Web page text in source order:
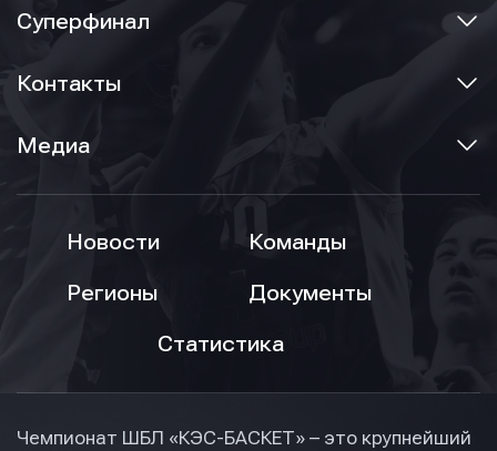
Суперфинал
Контакты
Медиа
Новости
Команды
Регионы
Документы
Статистика
Чемпионат ШБЛ «КЭС-БАСКЕТ» – это крупнейший